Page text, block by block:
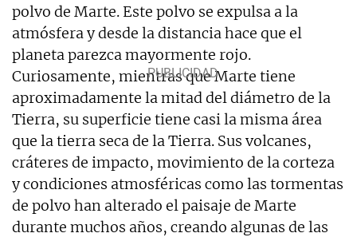
polvo de Marte. Este polvo se expulsa a la
atmósfera y desde la distancia hace que el
planeta parezca mayormente rojo.
Curiosamente, mientras que Marte tiene
aproximadamente la mitad del diámetro de la
Tierra, su superficie tiene casi la misma área
que la tierra seca de la Tierra. Sus volcanes,
cráteres de impacto, movimiento de la corteza
y condiciones atmosféricas como las tormentas
de polvo han alterado el paisaje de Marte
durante muchos años, creando algunas de las